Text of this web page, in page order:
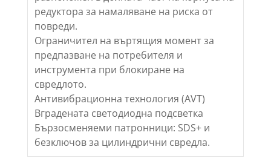
редуктора за намаляване на риска от
повреди.
Ограничител на въртящия момент за
предпазване на потребителя и
инструмента при блокиране на
свредлото.
Антивибрационна технология (AVT)
Вградената светодиодна подсветка
Бързосменяеми патронници: SDS+ и
безключов за цилиндрични свредла.